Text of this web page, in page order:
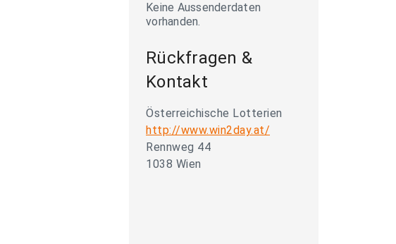
Keine Aussenderdaten
vorhanden.
Rückfragen &
Kontakt
Österreichische Lotterien
http://www.win2day.at/
Rennweg 44
1038 Wien